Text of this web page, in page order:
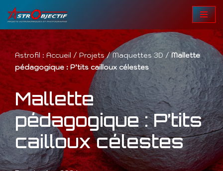
au
contenu
Astrofil : Accueil /Projets/Maquettes 3D /Mallette
pédagogique : P’tits cailloux célestes
Mallette
pédagogique : P’tits
cailloux célestes